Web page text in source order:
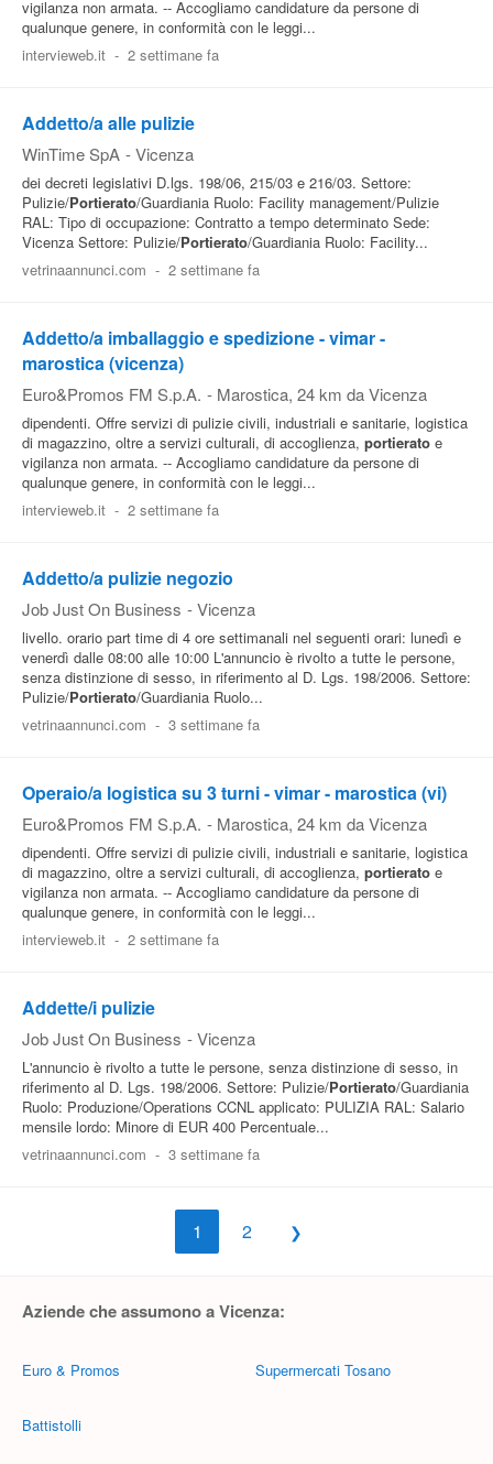
vigilanza non armata. -- Accogliamo candidature da persone di
qualunque genere, in conformità con le leggi...
intervieweb.it - 2 settimane fa
Addetto/a alle pulizie
WinTime SpA - Vicenza
dei decreti legislativi D.lgs. 198/06, 215/03 e 216/03. Settore:
Pulizie/Portierato/Guardiania Ruolo: Facility management/Pulizie
RAL: Tipo di occupazione: Contratto a tempo determinato Sede:
Vicenza Settore: Pulizie/Portierato/Guardiania Ruolo: Facility...
vetrinaannunci.com - 2 settimane fa
Addetto/a imballaggio e spedizione - vimar -
marostica (vicenza)
Euro&Promos FM S.p.A. - Marostica, 24 km da Vicenza
dipendenti. Offre servizi di pulizie civili, industriali e sanitarie, logistica
di magazzino, oltre a servizi culturali, di accoglienza, portierato e
vigilanza non armata. -- Accogliamo candidature da persone di
qualunque genere, in conformità con le leggi...
intervieweb.it - 2 settimane fa
Addetto/a pulizie negozio
Job Just On Business - Vicenza
livello. orario part time di 4 ore settimanali nel seguenti orari: lunedì e
venerdì dalle 08:00 alle 10:00 L'annuncio è rivolto a tutte le persone,
senza distinzione di sesso, in riferimento al D. Lgs. 198/2006. Settore:
Pulizie/Portierato/Guardiania Ruolo...
vetrinaannunci.com - 3 settimane fa
Operaio/a logistica su 3 turni - vimar - marostica (vi)
Euro&Promos FM S.p.A. - Marostica, 24 km da Vicenza
dipendenti. Offre servizi di pulizie civili, industriali e sanitarie, logistica
di magazzino, oltre a servizi culturali, di accoglienza, portierato e
vigilanza non armata. -- Accogliamo candidature da persone di
qualunque genere, in conformità con le leggi...
intervieweb.it - 2 settimane fa
Addette/i pulizie
Job Just On Business - Vicenza
L'annuncio è rivolto a tutte le persone, senza distinzione di sesso, in
riferimento al D. Lgs. 198/2006. Settore: Pulizie/Portierato/Guardiania
Ruolo: Produzione/Operations CCNL applicato: PULIZIA RAL: Salario
mensile lordo: Minore di EUR 400 Percentuale...
vetrinaannunci.com - 3 settimane fa
1 2
Aziende che assumono a Vicenza:
Euro & Promos
Battistolli
Supermercati Tosano